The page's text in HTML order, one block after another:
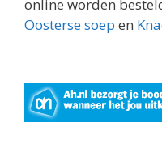
online worden
Oosterse soep en